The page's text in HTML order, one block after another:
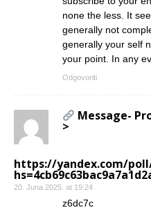
none the less. It
generally not
generally your self
your point. In any
Odgovoriti
Message-
>
https://yandex.com/
20. Juna 2025. at 19:24
z6dc7c